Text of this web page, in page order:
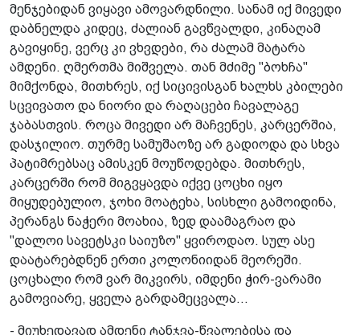
მენჯებიდან ვიყავი ამოვარდნილი. სანამ იქ მივედი
დაბნელდა კიდეც, ძალიან გავწვალდი, კინაღამ
გავიყინე, ვერც კი ვხვდები, რა ძალამ მატარა
ამდენი. ღმერთმა მიშველა. თან მძიმე "ბოხჩა"
მიმქონდა, მითხრეს, იქ სიცივისგან ხალხს კბილები
სცვივათო და ნიორი და რაღაცები ჩავალაგე
ჯაბასთვის. როცა მივედი არ მაჩვენეს, კარცერშია,
დასჯილიო. თურმე სამუშაოზე არ გადიოდა და სხვა
პატიმრებსაც ამისკენ მოუწოდებდა. მითხრეს,
კარცერში რომ მიგვყავდა იქვე ცოცხი იყო
მიყუდებულიო, ჯოხი მოატეხა, სისხლი გამოიდინა,
პერანგს ნაჭერი მოახია, ზედ დაამაგრაო და
"დალოი სავეტსკი საიუზო" ყვიროდაო. სულ ასე
დაატარებდნენ ერთი კოლონიიდან მეორეში.
ცოცხალი რომ ვარ მიკვირს, იმდენი ჭირ-ვარამი
გამოვიარე, ყველა გარდამეცვალა...
- მიუხედავად ამდენი ტანჯვა-წვალებისა და